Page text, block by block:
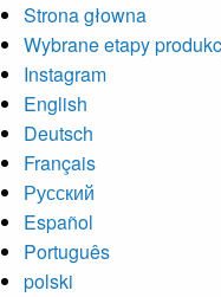
Strona głowna
Wybrane etapy
Instagram
English
Deutsch
Français
Русский
Español
Português
polski